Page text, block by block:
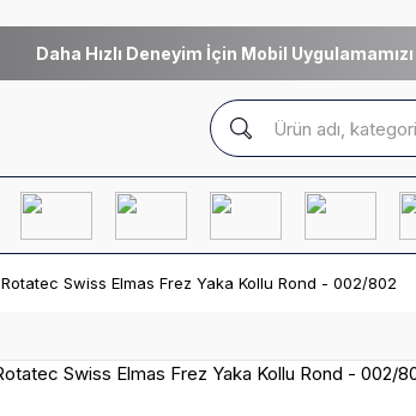
Daha Hızlı Deneyim İçin Mobil
Rotatec Swiss Elmas Frez Yaka Kollu Rond - 002/802